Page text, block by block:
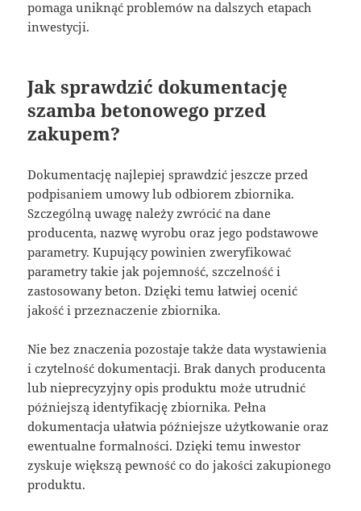
pomaga uniknąć problemów na dalszych etapach
inwestycji.
Jak sprawdzić dokumentację
szamba betonowego przed
zakupem?
Dokumentację najlepiej sprawdzić jeszcze przed
podpisaniem umowy lub odbiorem zbiornika.
Szczególną uwagę należy zwrócić na dane
producenta, nazwę wyrobu oraz jego podstawowe
parametry. Kupujący powinien zweryfikować
parametry takie jak pojemność, szczelność i
zastosowany beton. Dzięki temu łatwiej ocenić
jakość i przeznaczenie zbiornika.
Nie bez znaczenia pozostaje także data wystawienia
i czytelność dokumentacji. Brak danych producenta
lub nieprecyzyjny opis produktu może utrudnić
późniejszą identyfikację zbiornika. Pełna
dokumentacja ułatwia późniejsze użytkowanie oraz
ewentualne formalności. Dzięki temu inwestor
zyskuje większą pewność co do jakości zakupionego
produktu.